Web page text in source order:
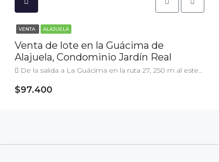
VENTA ALAJUELA
Venta de lote en la Guácima de
Alajuela, Condominio Jardín Real
De la salida a La Guácima en la ruta 27, 250 m al este y 900 m al norte, C. el Bajo, Provincia de Alajuela, Guácima
$97.400